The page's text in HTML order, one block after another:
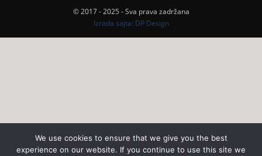
© 2017 - 2025 - Sva prava zadržana
Izrada sajta: DP Design
We use cookies to ensure that we give you the best
experience on our website. If you continue to use this site we